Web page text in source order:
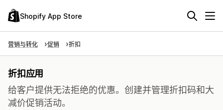
Shopify App Store
营销与转化 促销 折扣
折扣应用
给客户提供无法拒绝的优惠。创建并管理折扣码和大
减价促销活动。